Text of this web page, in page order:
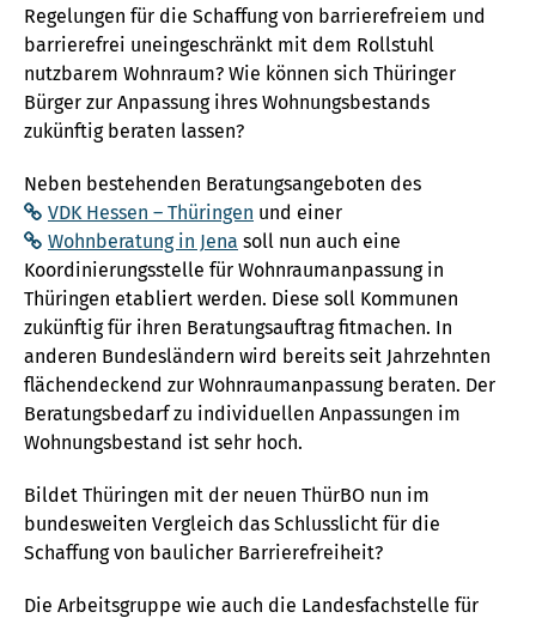
Regelungen für die Schaffung von barrierefreiem und
barrierefrei uneingeschränkt mit dem Rollstuhl
nutzbarem Wohnraum? Wie können sich Thüringer
Bürger zur Anpassung ihres Wohnungsbestands
zukünftig beraten lassen?
Neben bestehenden Beratungsangeboten des
VDK Hessen – Thüringen und einer
Wohnberatung in Jena soll nun auch eine
Koordinierungsstelle für Wohnraumanpassung in
Thüringen etabliert werden. Diese soll Kommunen
zukünftig für ihren Beratungsauftrag fitmachen. In
anderen Bundesländern wird bereits seit Jahrzehnten
flächendeckend zur Wohnraumanpassung beraten. Der
Beratungsbedarf zu individuellen Anpassungen im
Wohnungsbestand ist sehr hoch.
Bildet Thüringen mit der neuen ThürBO nun im
bundesweiten Vergleich das Schlusslicht für die
Schaffung von baulicher Barrierefreiheit?
Die Arbeitsgruppe wie auch die Landesfachstelle für